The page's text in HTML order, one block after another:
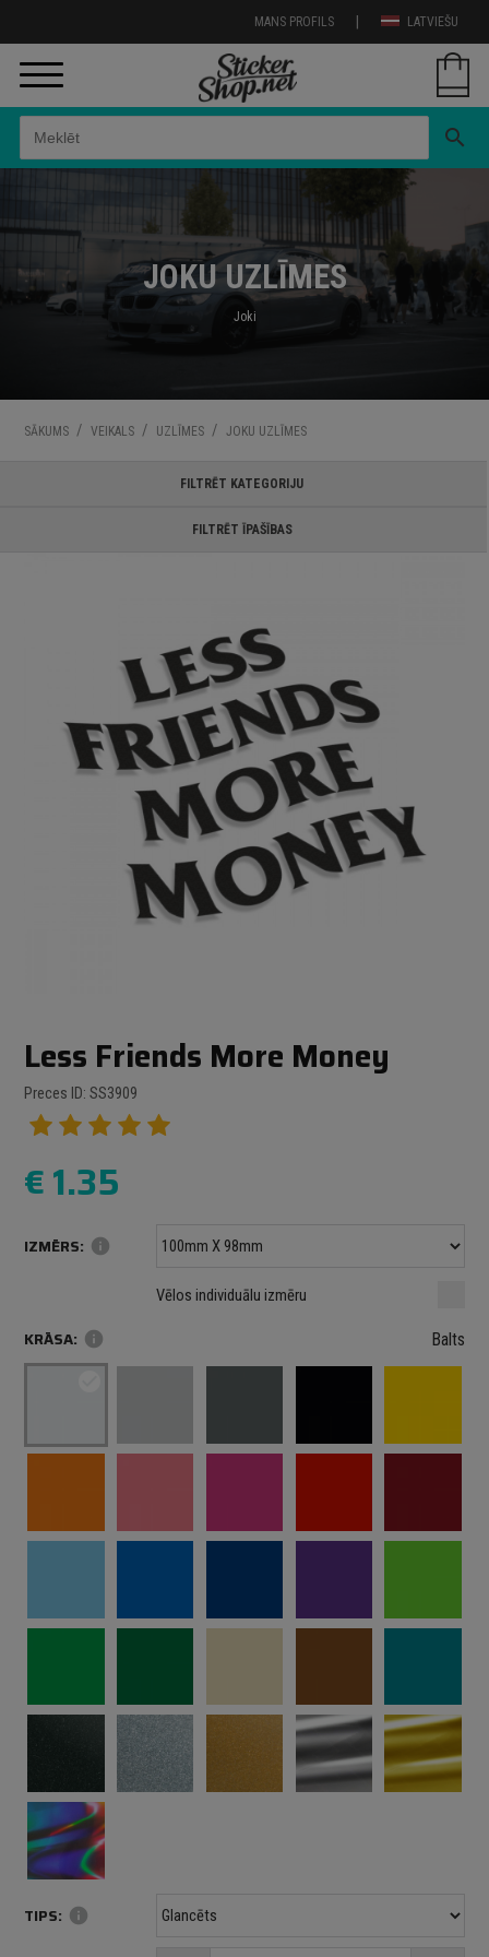
LATVIEŠU
|
MANS PROFILS
search
JOKU UZLĪMES
Joki
SĀKUMS / VEIKALS / UZLĪMES / JOKU UZLĪMES
FILTRĒT KATEGORIJU
FILTRĒT ĪPAŠĪBAS
Less Friends More Money
Preces ID: SS3909
€1.35
IZMĒRS: info
mm mm
Maksimālais izmērs: 1000 mm
Vēlos individuālu izmēru
KRĀSA: info Balts
TIPS: info